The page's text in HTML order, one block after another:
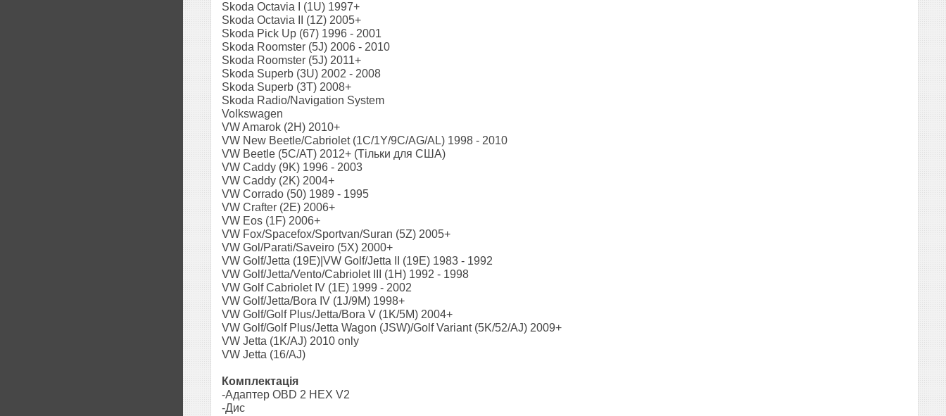
Skoda Octavia I (1U) 1997+
Skoda Octavia II (1Z) 2005+
Skoda Pick Up (67) 1996 - 2001
Skoda Roomster (5J) 2006 - 2010
Skoda Roomster (5J) 2011+
Skoda Superb (3U) 2002 - 2008
Skoda Superb (3T) 2008+
Skoda Radio/Navigation System
Volkswagen
VW Amarok (2H) 2010+
VW New Beetle/Cabriolet (1C/1Y/9C/AG/AL) 1998 - 2010
VW Beetle (5C/AT) 2012+ (Тільки для США)
VW Caddy (9K) 1996 - 2003
VW Caddy (2K) 2004+
VW Corrado (50) 1989 - 1995
VW Crafter (2E) 2006+
VW Eos (1F) 2006+
VW Fox/Spacefox/Sportvan/Suran (5Z) 2005+
VW Gol/Parati/Saveiro (5X) 2000+
VW Golf/Jetta (19E)|VW Golf/Jetta II (19E) 1983 - 1992
VW Golf/Jetta/Vento/Cabriolet III (1H) 1992 - 1998
VW Golf Cabriolet IV (1E) 1999 - 2002
VW Golf/Jetta/Bora IV (1J/9M) 1998+
VW Golf/Golf Plus/Jetta/Bora V (1K/5M) 2004+
VW Golf/Golf Plus/Jetta Wagon (JSW)/Golf Variant (5K/52/AJ) 2009+
VW Jetta (1K/AJ) 2010 only
VW Jetta (16/AJ)
Комплектація
-Адаптер OBD 2 HEX V2
-Дис